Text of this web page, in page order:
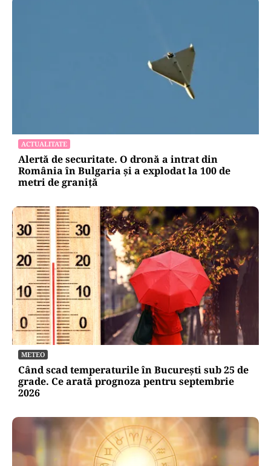
ACTUALITATE
Alertă de securitate. O dronă a intrat din
România în Bulgaria şi a explodat la 100 de
metri de graniţă
METEO
Când scad temperaturile în București sub 25 de
grade. Ce arată prognoza pentru septembrie
2026